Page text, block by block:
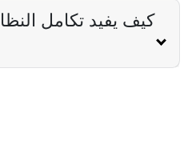
كيف يفيد تكامل